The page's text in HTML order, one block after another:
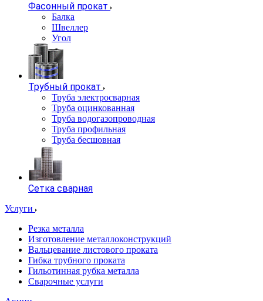
Фасонный прокат
Балка
Швеллер
Угол
Трубный прокат
Труба электросварная
Труба оцинкованная
Труба водогазопроводная
Труба профильная
Труба бесшовная
Сетка сварная
Услуги
Резка металла
Изготовление металлоконструкций
Вальцевание листового проката
Гибка трубного проката
Гильотинная рубка металла
Сварочные услуги